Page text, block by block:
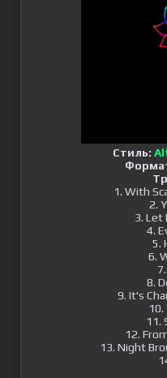
Стиль:
1. With
2.
3. Let
4.
5.
6.
8.
9. It's
10.
11.
12.
13. Night